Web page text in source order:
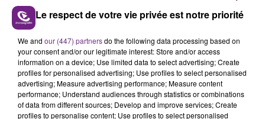
collecte de draps. Objectif, les transformer en
masques et sur-blouses pour les soignants.
La campagne débutera lundi 13 avril.
Détails de cette opération :
https://www.reims.fr/agenda/collecte-de-draps-
pour-la-fabrique-de-masques-et-de-sur-blouses-
17794.html.
Le respect de votre vie privée est notre priorité
We and our (447) partnersdo the following data processing based on
your consent and/or our legitimate interest: Store and/or access
information on a device; Use limited data to select advertising; Create
profiles for personalised advertising; Use profiles to select personalised
advertising; Measure advertising performance; Measure content
performance; Understand audiences through statistics or combinations
of data from different sources; Develop and improve services; Create
profiles to personalise content; Use profiles to select personalised